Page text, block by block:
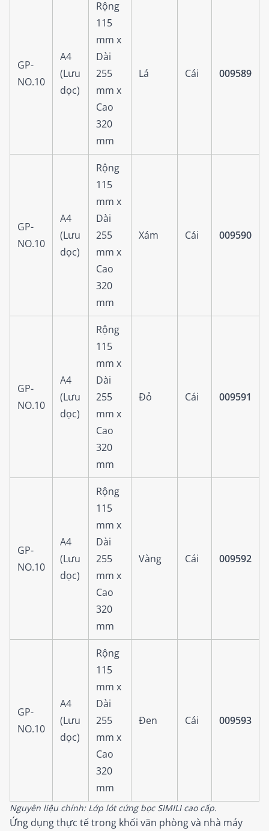
GP-
NO.10
A4
(Lưu
dọc)
Rộng
115
mm x
Dài
255
mm x
Cao
320
mm
Lá Cái 009589
GP-
NO.10
A4
(Lưu
dọc)
Rộng
115
mm x
Dài
255
mm x
Cao
320
mm
Xám Cái 009590
GP-
NO.10
A4
(Lưu
dọc)
Rộng
115
mm x
Dài
255
mm x
Cao
320
mm
Đỏ Cái 009591
GP-
NO.10
A4
(Lưu
dọc)
Rộng
115
mm x
Dài
255
mm x
Cao
320
mm
Vàng Cái 009592
GP-
NO.10
A4
(Lưu
dọc)
Rộng
115
mm x
Dài
255
mm x
Cao
320
mm
Đen Cái 009593
Nguyên liệu chính: Lớp lót cứng bọc SIMILI cao cấp.
Ứng dụng thực tế trong khối văn phòng và nhà máy